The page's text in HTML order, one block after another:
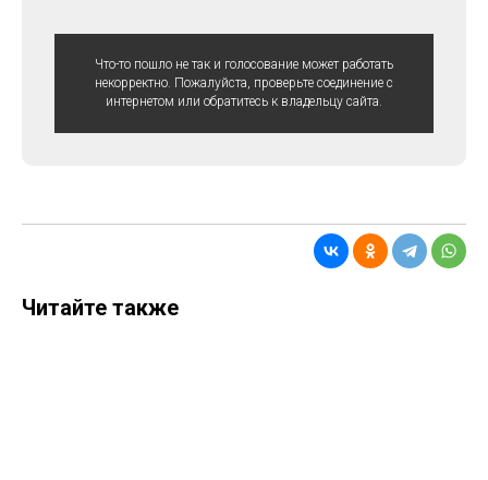
Что-то пошло не так и голосование может работать
некорректно. Пожалуйста, проверьте соединение с
интернетом или обратитесь к владельцу сайта.
Читайте также